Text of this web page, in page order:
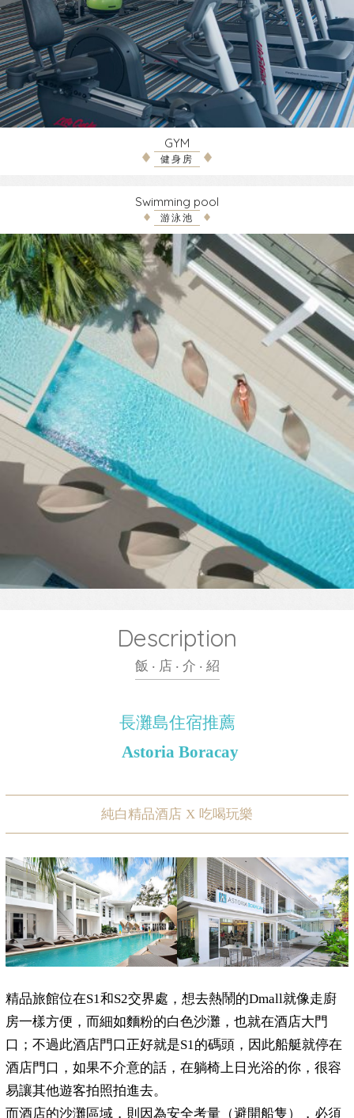
GYM
Swimming pool
游泳池
Description
飯 ‧ 店 ‧ 介 ‧ 紹
長灘島住宿推薦
純白精品酒店 X 吃喝玩樂
精品旅館位在S1和S2交界處，想去熱鬧的Dmall就像走廚
房一樣方便，而細如麵粉的白色沙灘，也就在酒店大門
口；不過此酒店門口正好就是S1的碼頭，因此船艇就停在
酒店門口，如果不介意的話，在躺椅上日光浴的你，很容
易讓其他遊客拍照拍進去。